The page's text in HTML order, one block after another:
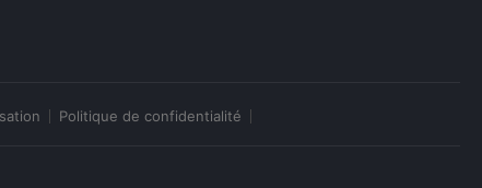
Politique de confidentialité